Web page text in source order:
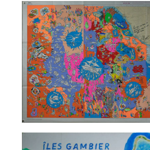
TALC02-12 – Katia Chaix
TALC02-13 – Christophe Ausello